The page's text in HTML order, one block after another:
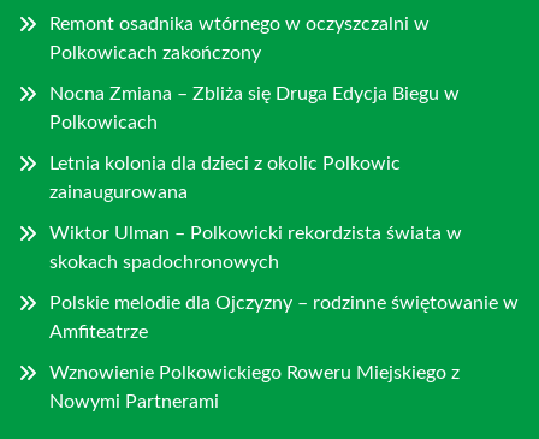
Remont osadnika wtórnego w oczyszczalni w
Polkowicach zakończony
Nocna Zmiana – Zbliża się Druga Edycja Biegu w
Polkowicach
Letnia kolonia dla dzieci z okolic Polkowic
zainaugurowana
Wiktor Ulman – Polkowicki rekordzista świata w
skokach spadochronowych
Polskie melodie dla Ojczyzny – rodzinne świętowanie w
Amfiteatrze
Wznowienie Polkowickiego Roweru Miejskiego z
Nowymi Partnerami